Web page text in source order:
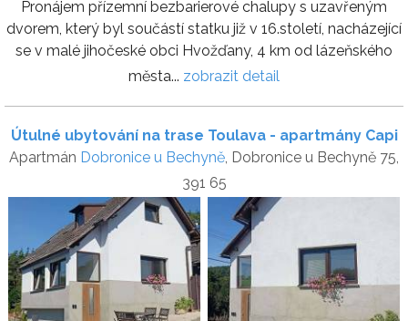
Pronájem přízemní bezbarierové chalupy s uzavřeným
dvorem, který byl součástí statku již v 16.století, nacházející
se v malé jihočeské obci Hvožďany, 4 km od lázeňského
města... zobrazit detail
Útulné ubytování na trase Toulava - apartmány Capi
Apartmán Dobronice u Bechyně, Dobronice u Bechyně 75,
391 65